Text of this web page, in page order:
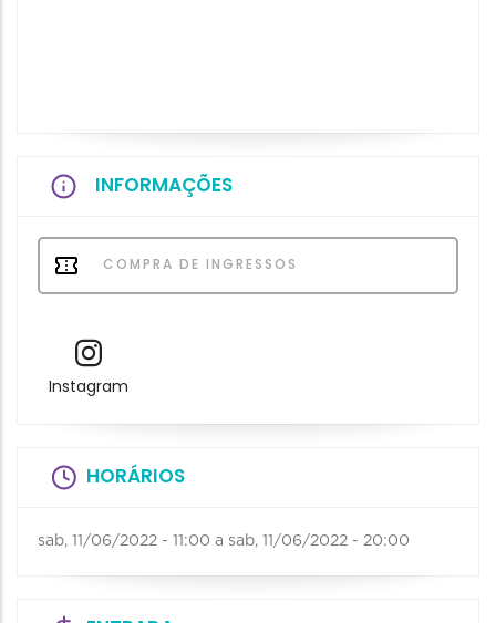
INFORMAÇÕES
COMPRA DE INGRESSOS
Instagram
HORÁRIOS
sab, 11/06/2022 - 11:00 a sab, 11/06/2022 - 20:00